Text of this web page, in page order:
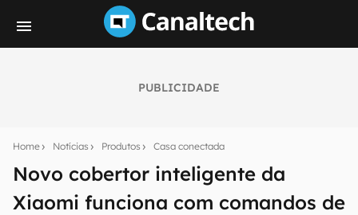
PUBLICIDADE
Home Notícias Produtos Casa conectada
Novo cobertor inteligente da
Xiaomi funciona com comandos de
notícias e reviews sobre tecnologia em primeira
E-mail